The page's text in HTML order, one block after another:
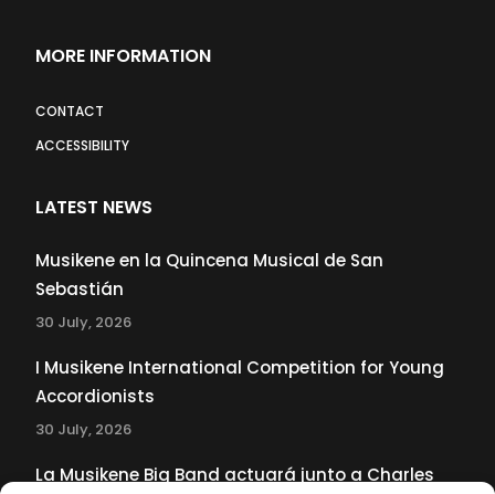
MORE INFORMATION
CONTACT
ACCESSIBILITY
LATEST NEWS
Musikene en la Quincena Musical de San
Sebastián
30 July, 2026
I Musikene International Competition for Young
Accordionists
30 July, 2026
La Musikene Big Band actuará junto a Charles